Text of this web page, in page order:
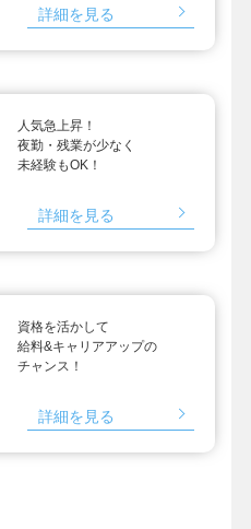
詳細を見る
人気急上昇！
夜勤・残業が少なく
未経験もOK！
詳細を見る
資格を活かして
給料&キャリアアップの
チャンス！
詳細を見る